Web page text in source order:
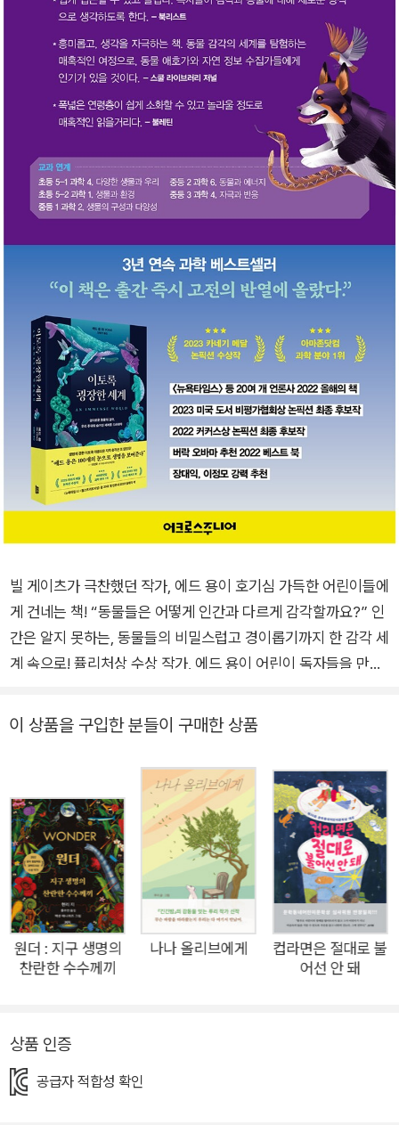
빌 게이츠가 극찬했던 작가, 에드 용이 호기심 가득한 어린이들에
게 건네는 책! “동물들은 어떻게 인간과 다르게 감각할까요?” 인
간은 알지 못하는, 동물들의 비밀스럽고 경이롭기까지 한 감각 세
계 속으로! 퓰리처상 수상 작가, 에드 용이 어린이 독자들을 만납
등 20여 곳에서 2022 올해의 책 리스트로 선정, 2023 앤드류
추천 2022 베스트북이었던 《이토록 굉장한 세계》를 이제 어린
이들도 쉽게 볼 수 있습니다. 한층 간결해진 설명과 화려한 그림
이 우리의 눈을 사로잡을 것입니다. 인간은 알 수 없는 신비한 동
물들의 감각 세계로 떠나볼까요? 그럼, 여행을 함께 시작해 보도
록 해요. 보이는 것이 전부가 아닌, 경이로운 감각 세계 세상은 우
리가 경험하는 것보다 훨씬 더 크고 굉장합니다. 인간은 많은 색
깔을 볼 수 있고, 많은 감각을 느낄 수 있지만, 전혀 접근할 수 없
는 감각도 있어요. 상어와 오리너구리가 감지할 수 있는 전기장,
울새와 바다거북이 탐지하는 자기장, 설치류가 내는 가장 높은 소
없는 것들이에요. 그런데 이러한 감각과 그 감각을 사용하는 동물
들을 왜 탐구해야 하느냐고요? 동물들이 세상을 인식하는 놀라
이 상품을 구입한 분들이 구매한 상품
원더 : 지구 생명의
찬란한 수수께끼
나나 올리브에게
컵라면은 절대로 불
어선 안 돼
상품 인증
공급자 적합성 확인